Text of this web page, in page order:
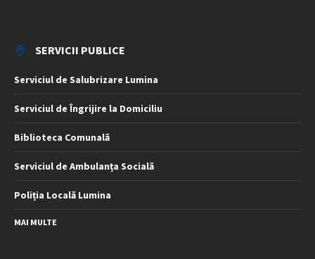
SERVICII PUBLICE
Serviciul de Salubrizare Lumina
Serviciul de Îngrijire la Domiciliu
Biblioteca Comunală
Serviciul de Ambulanța Socială
Poliția Locală Lumina
MAI MULTE